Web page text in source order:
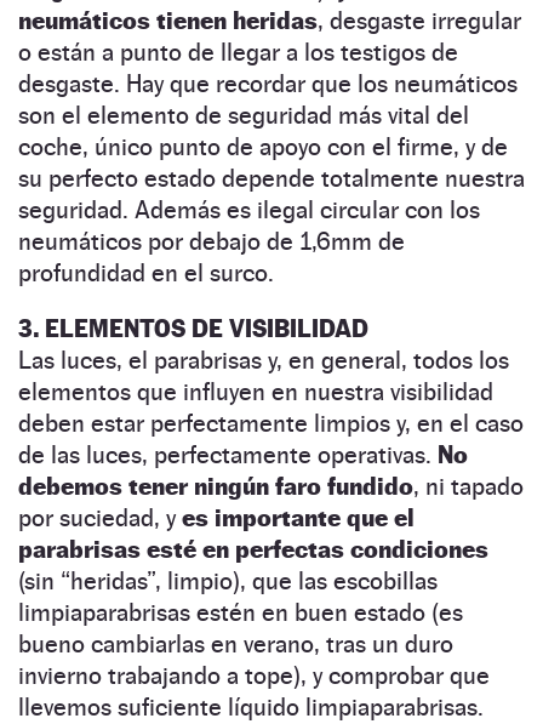
neumáticos tienen heridas, desgaste irregular
o están a punto de llegar a los testigos de
desgaste. Hay que recordar que los neumáticos
son el elemento de seguridad más vital del
coche, único punto de apoyo con el firme, y de
su perfecto estado depende totalmente nuestra
seguridad. Además es ilegal circular con los
neumáticos por debajo de 1,6mm de
profundidad en el surco.
3. ELEMENTOS DE VISIBILIDAD
Las luces, el parabrisas y, en general, todos los
elementos que influyen en nuestra visibilidad
deben estar perfectamente limpios y, en el caso
de las luces, perfectamente operativas. No
debemos tener ningún faro fundido, ni tapado
por suciedad, yes importante que el
parabrisas esté en perfectas condiciones
(sin “heridas”, limpio), que las escobillas
limpiaparabrisas estén en buen estado (es
bueno cambiarlas en verano, tras un duro
invierno trabajando a tope), y comprobar que
llevemos suficiente líquido limpiaparabrisas.